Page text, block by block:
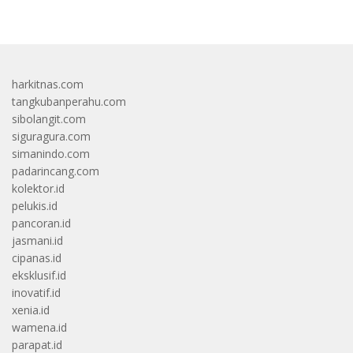
harkitnas.com
tangkubanperahu.com
sibolangit.com
siguragura.com
simanindo.com
padarincang.com
kolektor.id
pelukis.id
pancoran.id
jasmani.id
cipanas.id
eksklusif.id
inovatif.id
xenia.id
wamena.id
parapat.id